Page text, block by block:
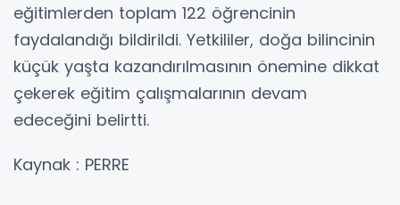
eğitimlerden toplam 122 öğrencinin
faydalandığı bildirildi. Yetkililer, doğa bilincinin
küçük yaşta kazandırılmasının önemine dikkat
çekerek eğitim çalışmalarının devam
edeceğini belirtti.
Kaynak : PERRE